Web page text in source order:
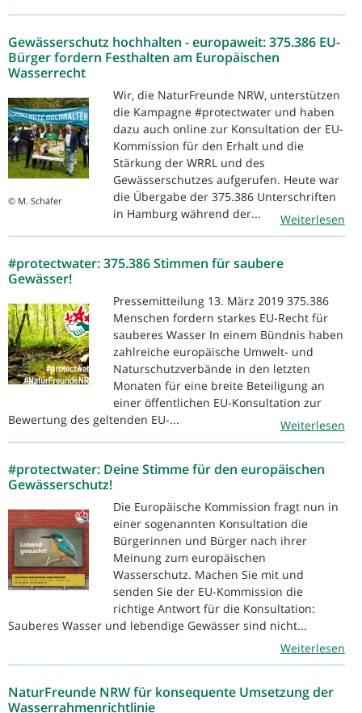
Gewässerschutz hochhalten - europaweit: 375.386 EU-
Bürger fordern Festhalten am Europäischen
Wasserrecht
© M. Schäfer
Wir, die NaturFreunde NRW, unterstützen
die Kampagne #protectwater und haben
dazu auch online zur Konsultation der EU-
Kommission für den Erhalt und die
Stärkung der WRRL und des
Gewässerschutzes aufgerufen. Heute war
die Übergabe der 375.386 Unterschriften
in Hamburg während der...
Weiterlesen
#protectwater: 375.386 Stimmen für saubere
Gewässer!
Pressemitteilung 13. März 2019 375.386
Menschen fordern starkes EU-Recht für
sauberes Wasser In einem Bündnis haben
zahlreiche europäische Umwelt- und
Naturschutzverbände in den letzten
Monaten für eine breite Beteiligung an
einer öffentlichen EU-Konsultation zur
Bewertung des geltenden EU-...
Weiterlesen
#protectwater: Deine Stimme für den europäischen
Gewässerschutz!
Die Europäische Kommission fragt nun in
einer sogenannten Konsultation die
Bürgerinnen und Bürger nach ihrer
Meinung zum europäischen
Wasserschutz. Machen Sie mit und
senden Sie der EU-Kommission die
richtige Antwort für die Konsultation:
Sauberes Wasser und lebendige Gewässer sind nicht...
Weiterlesen
NaturFreunde NRW für konsequente Umsetzung der
Wasserrahmenrichtlinie